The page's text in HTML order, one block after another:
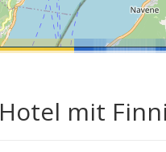
Hotel mit